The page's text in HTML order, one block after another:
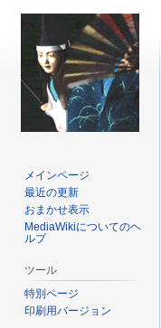
メインページ
最近の更新
おまかせ表示
MediaWikiについてのヘ
ルプ
ツール
特別ページ
印刷用バージョン